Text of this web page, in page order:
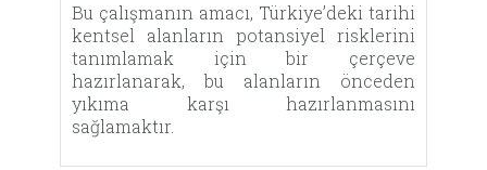
Bu çalışmanın amacı, Türkiye’deki tarihi
kentsel alanların potansiyel risklerini
tanımlamak için bir çerçeve
hazırlanarak, bu alanların önceden
yıkıma karşı hazırlanmasını
sağlamaktır.